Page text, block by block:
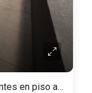
Departamento en venta de 3 ambientes en piso alto